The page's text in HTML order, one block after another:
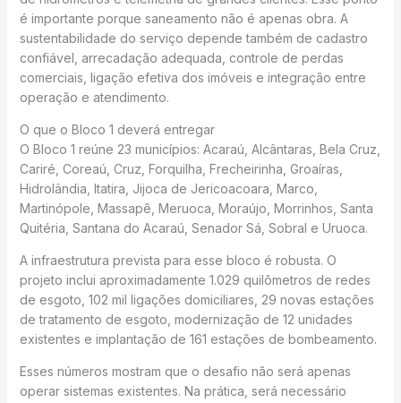
é importante porque saneamento não é apenas obra. A
sustentabilidade do serviço depende também de cadastro
confiável, arrecadação adequada, controle de perdas
comerciais, ligação efetiva dos imóveis e integração entre
operação e atendimento.
O que o Bloco 1 deverá entregar
O Bloco 1 reúne 23 municípios: Acaraú, Alcântaras, Bela Cruz,
Cariré, Coreaú, Cruz, Forquilha, Frecheirinha, Groaíras,
Hidrolândia, Itatira, Jijoca de Jericoacoara, Marco,
Martinópole, Massapê, Meruoca, Moraújo, Morrinhos, Santa
Quitéria, Santana do Acaraú, Senador Sá, Sobral e Uruoca.
A infraestrutura prevista para esse bloco é robusta. O
projeto inclui aproximadamente 1.029 quilômetros de redes
de esgoto, 102 mil ligações domiciliares, 29 novas estações
de tratamento de esgoto, modernização de 12 unidades
existentes e implantação de 161 estações de bombeamento.
Esses números mostram que o desafio não será apenas
operar sistemas existentes. Na prática, será necessário